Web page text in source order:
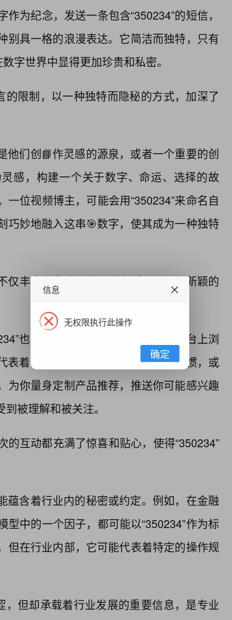
为纪念，发送一条包含“350234”的短信，
别具一格的浪漫表达。它简洁而独特，只有
字世界中显得更加珍贵和私密。
的限制，以一种独特而隐秘的方式，加深了
他们创📘作灵感的源泉，或者一个重要的创
感，构建一个关于数字、命运、选择的故
位视频博主，可能会用“350234”来命名自
巧妙地融入这串🎯数字，使其成为一种独特
仅丰富了表达形式，也为受众带来了新颖的
也扮演着重要角色。当你在购物平台上浏
表着你过去的行为偏好，你的消费习惯，或
为你量身定制产品推荐，推送你可能感兴趣
被理解和被关注。
互动都充满了惊喜和贴心，使得“350234”
蕴含着行业内的秘密或约定。例如，在金融
中的一个因子，都可能以“350234”作为标
但在行业内部，它可能代表着特定的操作规
，但却承载着行业发展的重要信息，是专业
信息
无权限执行此操作
确定